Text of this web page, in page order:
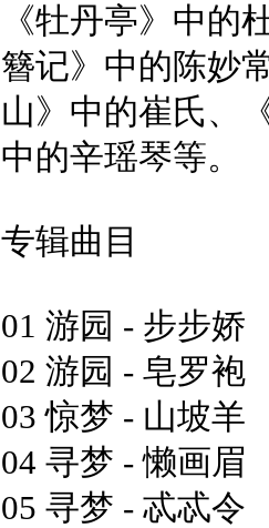
《牡丹亭》中的
簪记》中的陈妙
山》中的崔氏、
中的辛瑶琴等。
专辑曲目
01 游园 - 步步娇
02 游园 - 皂罗袍
03 惊梦 - 山坡羊
04 寻梦 - 懒画眉
05 寻梦 - 忒忒令